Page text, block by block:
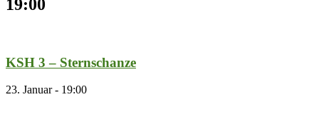
19:00
KSH 3 – Sternschanze
23. Januar - 19:00